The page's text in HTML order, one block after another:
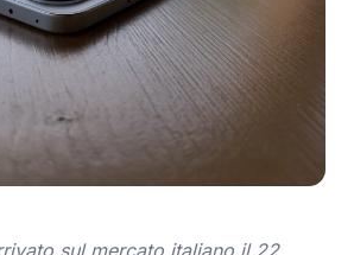
sul mercato italiano il 22